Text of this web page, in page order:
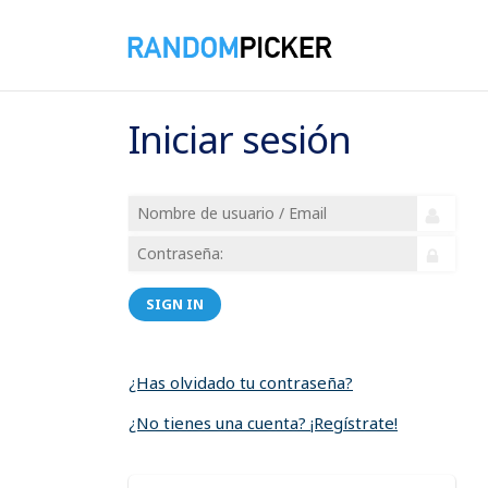
Iniciar sesión
SIGN IN
¿Has olvidado tu contraseña?
¿No tienes una cuenta? ¡Regístrate!